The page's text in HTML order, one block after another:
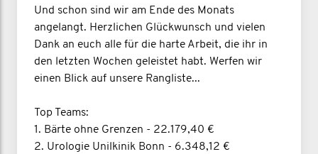
Und schon sind wir am Ende des Monats
angelangt. Herzlichen Glückwunsch und vielen
Dank an euch alle für die harte Arbeit, die ihr in
den letzten Wochen geleistet habt. Werfen wir
einen Blick auf unsere Rangliste...
Top Teams:
1. Bärte ohne Grenzen - 22.179,40 €
2. Urologie Unilkinik Bonn - 6.348,12 €